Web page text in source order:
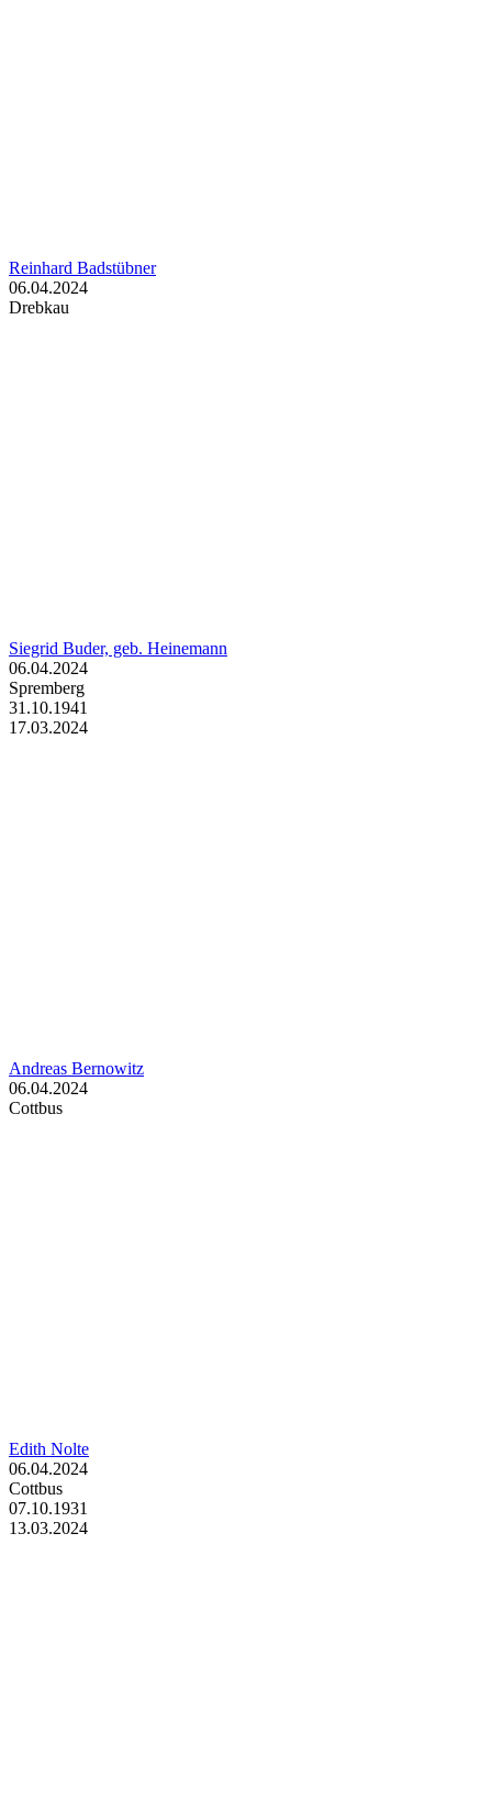
Reinhard Badstübner
06.04.2024
Drebkau
Siegrid Buder, geb. Heinemann
06.04.2024
Spremberg
31.10.1941
17.03.2024
Andreas Bernowitz
06.04.2024
Cottbus
Edith Nolte
06.04.2024
Cottbus
07.10.1931
13.03.2024